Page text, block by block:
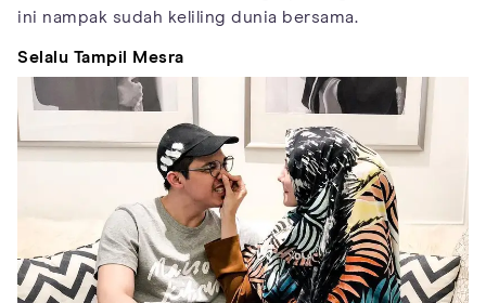
ini nampak sudah keliling dunia bersama.
Selalu Tampil Mesra